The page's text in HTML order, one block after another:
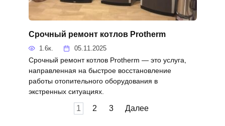
Срочный ремонт котлов Protherm
1.6к. 05.11.2025
Срочный ремонт котлов Protherm — это услуга,
направленная на быстрое восстановление
работы отопительного оборудования в
экстренных ситуациях.
1 2 3 Далее